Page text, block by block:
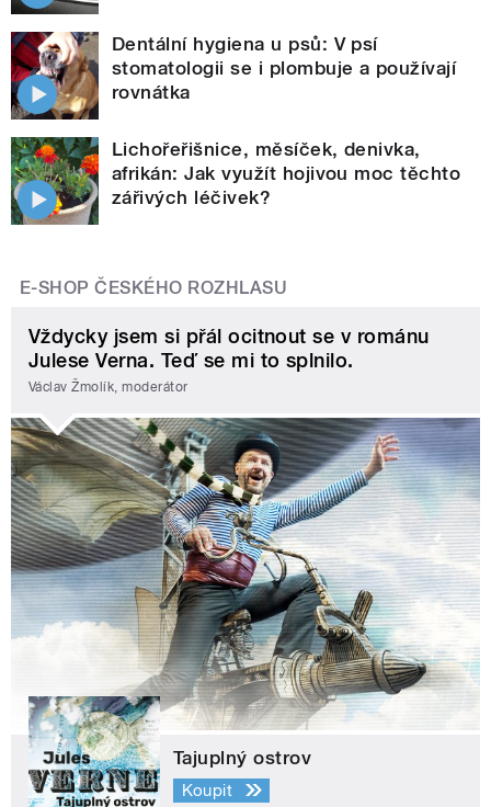
Dentální hygiena u psů: V psí
stomatologii se i plombuje a používají
rovnátka
Lichořeřišnice, měsíček, denivka,
afrikán: Jak využít hojivou moc těchto
zářivých léčivek?
E-SHOP ČESKÉHO ROZHLASU
Vždycky jsem si přál ocitnout se v románu
Julese Verna. Teď se mi to splnilo.
Václav Žmolík, moderátor
Tajuplný ostrov
Koupit